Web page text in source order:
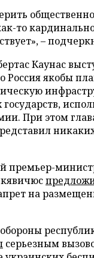
то
–
Каунас
Россия якобы
При этом
премьер-
на
серьезным